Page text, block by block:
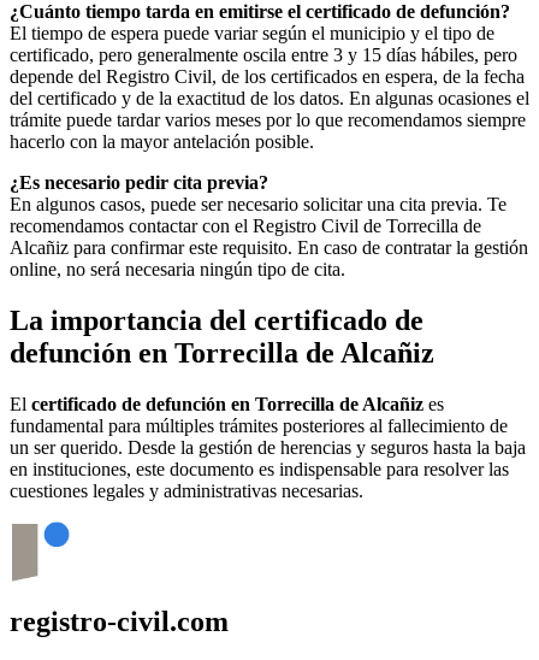
¿Cuánto tiempo tarda en emitirse el certificado de defunción?
El tiempo de espera puede variar según el municipio y el tipo de
certificado, pero generalmente oscila entre 3 y 15 días hábiles, pero
depende del Registro Civil, de los certificados en espera, de la fecha
del certificado y de la exactitud de los datos. En algunas ocasiones el
trámite puede tardar varios meses por lo que recomendamos siempre
hacerlo con la mayor antelación posible.
¿Es necesario pedir cita previa?
En algunos casos, puede ser necesario solicitar una cita previa. Te
recomendamos contactar con el Registro Civil de Torrecilla de
Alcañiz para confirmar este requisito. En caso de contratar la gestión
online, no será necesaria ningún tipo de cita.
La importancia del certificado de
defunción en Torrecilla de Alcañiz
El certificado de defunción en Torrecilla de Alcañiz es
fundamental para múltiples trámites posteriores al fallecimiento de
un ser querido. Desde la gestión de herencias y seguros hasta la baja
en instituciones, este documento es indispensable para resolver las
cuestiones legales y administrativas necesarias.
registro-civil.com